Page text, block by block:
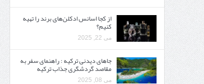
از کجا اسانس ادکلن‌های برند را تهیه
کنیم؟
می 22, 2025
جاهای دیدنی ترکیه : راهنمای سفر به
مقاصد گردشگری جذاب ترکیه
می 08, 2025